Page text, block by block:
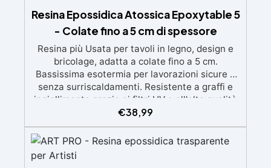
Resina Epossidica Atossica Epoxytable 5
- Colate fino a 5 cm di spessore
Resina più Usata per tavoli in legno, design e
bricolage, adatta a colate fino a 5 cm.
Bassissima esotermia per lavorazioni sicure e
senza surriscaldamenti. Resistente a graffi e
ingiallimento grazie ai filtri UV e all'alta qualità
meccanica. Bassa viscosità per eliminare bolle
d'aria e ottenere finiture lisce. Sicura, atossica,
BPA/VOC free e certificata per il contatto
prolungato con la pelle.
€38,99